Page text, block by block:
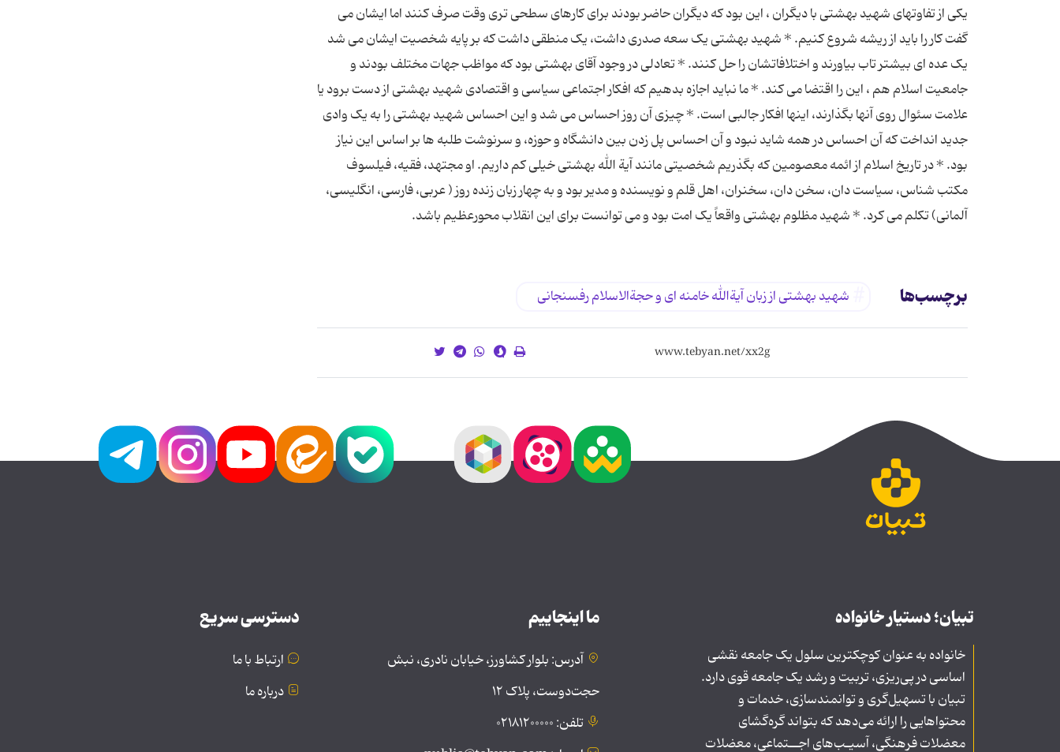
یکی از تفاوتهای شهید بهشتی با دیگران ، این بود که دیگران حاضر بودند برای کارهای سطحی تری وقت صرف کنند اما ایشان می
گفت کار را باید از ریشه شروع کنیم. * شهید بهشتی یک سعه صدری داشت، یک منطقی داشت که بر پایه شخصیت ایشان می شد
یک عده ای بیشتر تاب بیاورند و اختلافاتشان را حل کنند. * تعادلی در وجود آقای بهشتی بود که مواظب جهات مختلف بودند و
جامعیت اسلام هم ، این را اقتضا می کند. * ما نباید اجازه بدهیم که افکار اجتماعی سیاسی و اقتصادی شهید بهشتی از دست برود یا
علامت سئوال روی آنها بگذارند، اینها افکار جالبی است. * چیزی آن روز احساس می شد و این احساس شهید بهشتی را به یک وادی
جدید انداخت که آن احساس در همه شاید نبود و آن احساس پل زدن بین دانشگاه و حوزه، و سرنوشت طلبه ها بر اساس این نیاز
بود. * در تاریخ اسلام از ائمه معصومین که بگذریم شخصیتی مانند آیة الله بهشتی خیلی کم داریم. او مجتهد، فقیه، فیلسوف
مکتب شناس، سیاست دان، سخن دان، سخنران، اهل قلم و نویسنده و مدیر بود و به چهار زبان زنده روز ( عربی، فارسی، انگلیسی،
آلمانی) تکلم می کرد. * شهید مظلوم بهشتی واقعاً یک امت بود و می توانست برای این انقلاب محورعظیم باشد.
برچسب‌ها شهید بهشتی از زبان آیةالله خامنه ای و حجةالاسلام رفسنجانی
تبیان؛ دستیار خانواده
خانواده به عنوان کوچکترین سلول یک جامعه نقشی
اساسی در پی‌ریزی، تربیت و رشد یک جامعه قوی دارد.
تبیان با تسهیل‌گری و توانمندسازی، خدمات و
محتواهایی را ارائه می‌دهد که بتواند گره‌گشای
معضلات فرهنگی، آسیـب‌های اجــتماعی، معضلات
ما اینجاییم
آدرس: بلوار کشاورز، خیابان نادری، نبش
حجت‌دوست، پلاک ۱۲
تلفن: ۰۲۱۸۱۲۰۰۰۰۰
دسترسی سریع
ارتباط با ما
درباره ما